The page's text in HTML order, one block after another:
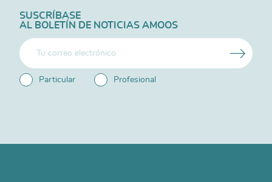
SUSCRÍBASE
AL BOLETÍN DE NOTICIAS AMOOS
Particular Profesional